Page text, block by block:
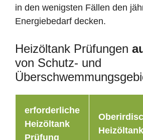
in den wenigsten Fällen den
Energiebedarf decken.
Heizöltank Prüfungen
von Schutz- und
erforderliche
Heizöltank
Prüfung
Heizöltank